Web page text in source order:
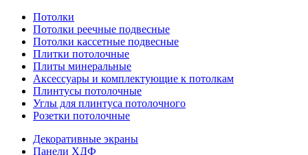
Потолки
Потолки реечные подвесные
Потолки кассетные подвесные
Плитки потолочные
Плиты минеральные
Аксессуары и комплектующие к потолкам
Плинтусы потолочные
Углы для плинтуса потолочного
Розетки потолочные
Декоративные экраны
Панели ХДФ